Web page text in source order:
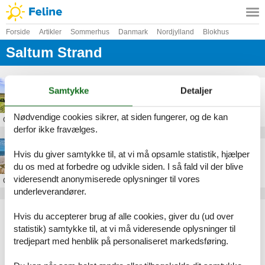
Forside Artikler Sommerhus Danmark Nordjylland Blokhus
Saltum Strand
Sommerhus Karen Mariesvej Saltum
OmSaltum Strand
Sommerhus ved Saltum Strand
OmSaltum Strand
Alle
Sommerhus
Samtykke Detaljer
Nødvendige cookies sikrer, at siden fungerer, og de kan
derfor ikke fravælges.
Hvis du giver samtykke til, at vi må opsamle statistik, hjælper
du os med at forbedre og udvikle siden. I så fald vil der blive
videresendt anonymiserede oplysninger til vores
underleverandører.
Hvis du accepterer brug af alle cookies, giver du (ud over
statistik) samtykke til, at vi må videresende oplysninger til
tredjepart med henblik på personaliseret markedsføring.